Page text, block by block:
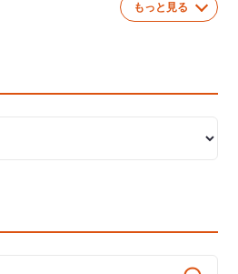
もっと見る